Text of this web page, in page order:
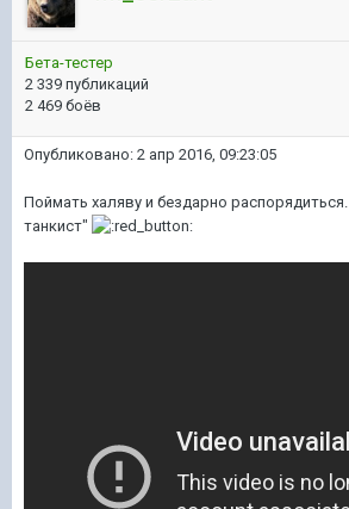
Бета-тестер
2 339 публикаций
2 469 боёв
Опубликовано: 2 апр 2016, 09:23:05
Поймать халяву и бездарно распорядиться.
танкист"